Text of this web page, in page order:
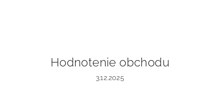
Hodnotenie obchodu
3.12.2025